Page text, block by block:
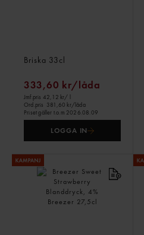
Briska 33cl
333,60 kr/låda
Jmf.pris 42,12 kr/ l
Ord.pris 381,60 kr/låda
Priset gäller t.o.m 2026.08.09
LOGGA IN